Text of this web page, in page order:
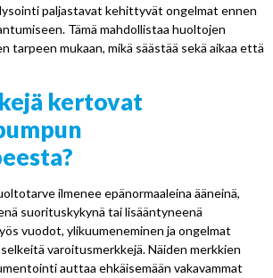
paljastavat kehittyvät ongelmat ennen
Tämä mahdollistaa huoltojen
tarpeen mukaan, mikä säästää sekä aikaa että
kertovat
ilmenee epänormaaleina ääneinä,
suorituskykynä tai lisääntyneenä
vuodot, ylikuumeneminen ja ongelmat
varoitusmerkkejä. Näiden merkkien
auttaa ehkäisemään vakavammat